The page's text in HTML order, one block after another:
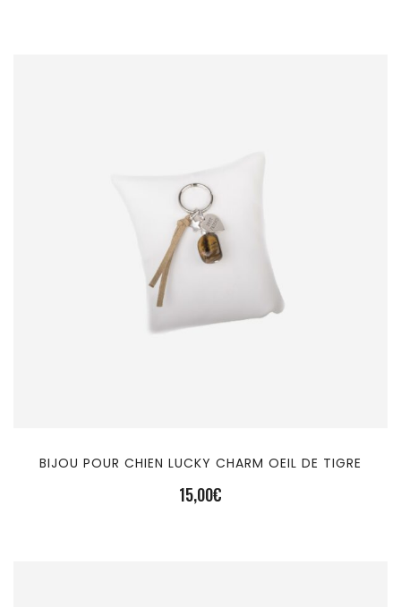
BIJOU POUR CHIEN LUCKY CHARM OEIL DE TIGRE
15,00€